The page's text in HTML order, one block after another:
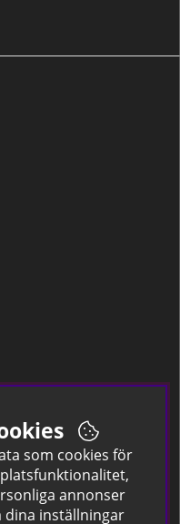
som cookies för
annonser
dina inställningar